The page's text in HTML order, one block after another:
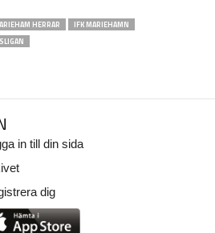
HERRAR
IFK MARIEHAMN
in till din sida
dig